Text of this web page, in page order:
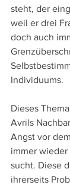
steht, der
weil er drei
doch auch
Individuums.
Dieses
Avrils
Angst vor
immer
sucht. Diese
ihrerseits